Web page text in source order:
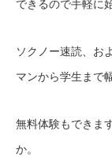
できるので手軽に
ソクノー速読、お
マンから学生まで
無料体験もできま
か。